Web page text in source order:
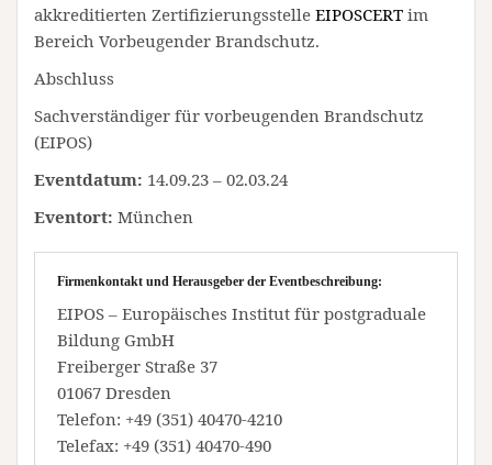
akkreditierten Zertifizierungsstelle EIPOSCERT im
Bereich Vorbeugender Brandschutz.
Abschluss
Sachverständiger für vorbeugenden Brandschutz
(EIPOS)
Eventdatum: 14.09.23 – 02.03.24
Eventort: München
Firmenkontakt und Herausgeber der Eventbeschreibung:
EIPOS – Europäisches Institut für postgraduale
Bildung GmbH
Freiberger Straße 37
01067 Dresden
Telefon: +49 (351) 40470-4210
Telefax: +49 (351) 40470-490